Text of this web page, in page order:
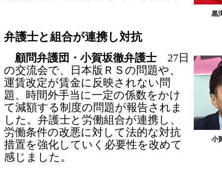
黒
弁護士と組合が連携し対抗
小
顧問弁護団・小賀坂徹弁護士 27日
の交流会で、日本版ＲＳの問題や、
運賃改定が賃金に反映されない問
題、時間外手当に一定の係数をかけ
て減額する制度の問題が報告されま
した。弁護士と労働組合が連携し、
労働条件の改悪に対して法的な対抗
措置を強化していく必要性を改めて
感じました。